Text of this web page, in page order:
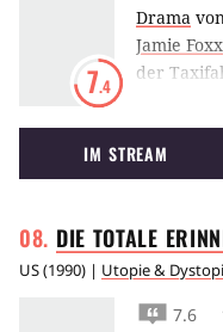
7.4
Drama von
Jamie Foxx
der
Dollar?!
IM STREAM
DIE TOTALE
US(1990) | Utopie &
7.6